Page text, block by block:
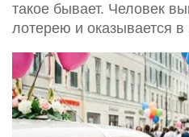
такое бывает. Человек
лотерею и оказывается в